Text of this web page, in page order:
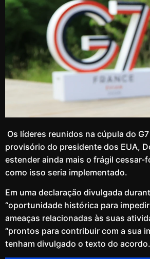
Os líderes reunidos na cúpula do
provisório do presidente dos EUA,
estender ainda mais o frágil
como isso seria implementado.
Em uma declaração divulgada
“oportunidade histórica para
ameaças relacionadas às suas
“prontos para contribuir com a sua
tenham divulgado o texto do acordo.